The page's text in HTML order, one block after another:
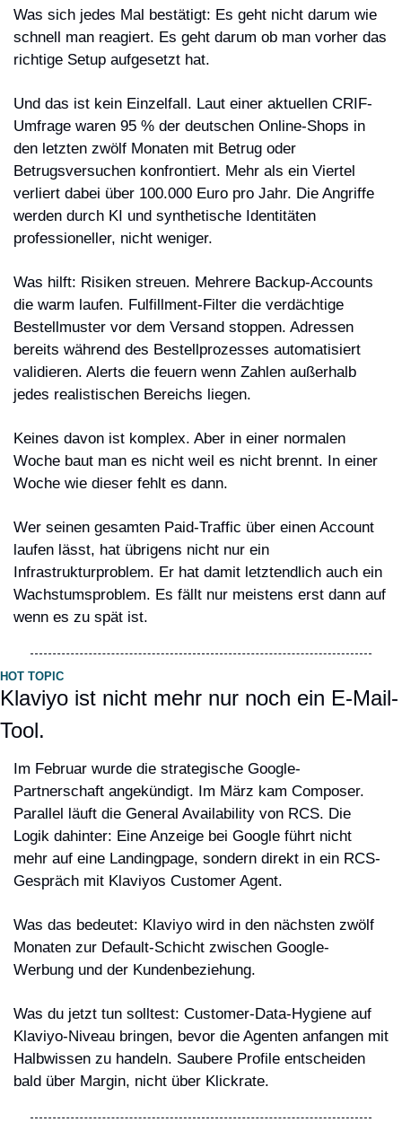
Was sich jedes Mal bestätigt: Es geht nicht darum wie
schnell man reagiert. Es geht darum ob man vorher das
richtige Setup aufgesetzt hat.
Und das ist kein Einzelfall. Laut einer aktuellen CRIF-
Umfrage waren 95 % der deutschen Online-Shops in
den letzten zwölf Monaten mit Betrug oder
Betrugsversuchen konfrontiert. Mehr als ein Viertel
verliert dabei über 100.000 Euro pro Jahr. Die Angriffe
werden durch KI und synthetische Identitäten
professioneller, nicht weniger.
Was hilft: Risiken streuen. Mehrere Backup-Accounts
die warm laufen. Fulfillment-Filter die verdächtige
Bestellmuster vor dem Versand stoppen. Adressen
bereits während des Bestellprozesses automatisiert
validieren. Alerts die feuern wenn Zahlen außerhalb
jedes realistischen Bereichs liegen.
Keines davon ist komplex. Aber in einer normalen
Woche baut man es nicht weil es nicht brennt. In einer
Woche wie dieser fehlt es dann.
Wer seinen gesamten Paid-Traffic über einen Account
laufen lässt, hat übrigens nicht nur ein
Infrastrukturproblem. Er hat damit letztendlich auch ein
Wachstumsproblem. Es fällt nur meistens erst dann auf
wenn es zu spät ist.
HOT TOPIC
Klaviyo ist nicht mehr nur noch ein E-Mail-
Tool.
Im Februar wurde die strategische Google-
Partnerschaft angekündigt. Im März kam Composer.
Parallel läuft die General Availability von RCS. Die
Logik dahinter: Eine Anzeige bei Google führt nicht
mehr auf eine Landingpage, sondern direkt in ein RCS-
Gespräch mit Klaviyos Customer Agent.
Was das bedeutet: Klaviyo wird in den nächsten zwölf
Monaten zur Default-Schicht zwischen Google-
Werbung und der Kundenbeziehung.
Was du jetzt tun solltest: Customer-Data-Hygiene auf
Klaviyo-Niveau bringen, bevor die Agenten anfangen mit
Halbwissen zu handeln. Saubere Profile entscheiden
bald über Margin, nicht über Klickrate.